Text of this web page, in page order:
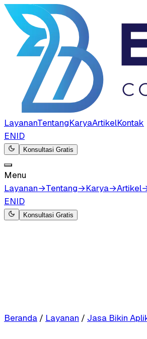
LayananTentangKaryaArtikelKontak
ENID
Konsultasi Gratis
Menu
Layanan→Tentang→Karya→Artikel
ENID
Konsultasi Gratis
Beranda / Layanan / Jasa Bikin